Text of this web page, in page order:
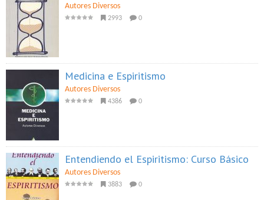
Autores Diversos
2993 0
Medicina e Espiritismo
Autores Diversos
4386 0
Entendiendo el Espiritismo: Curso Básico
Autores Diversos
3883 0